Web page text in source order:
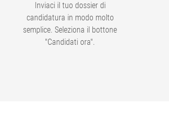
Inviaci il tuo dossier di
candidatura in modo molto
semplice. Seleziona il bottone
"Candidati ora".